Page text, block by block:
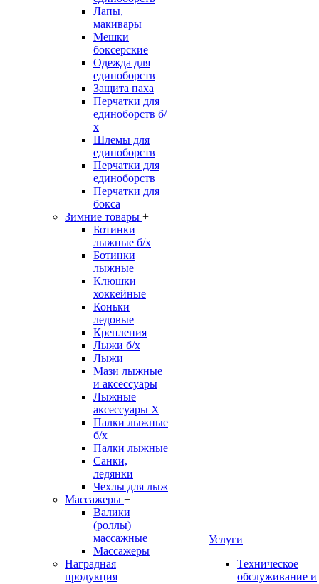
Лапы,
макивары
Мешки
боксерские
Одежда для
единоборств
Защита паха
Перчатки для
единоборств б/
х
Шлемы для
единоборств
Перчатки для
единоборств
Перчатки для
бокса
Зимние товары +
Ботинки
лыжные б/х
Ботинки
лыжные
Клюшки
хоккейные
Коньки
ледовые
Крепления
Лыжи б/х
Лыжи
Мази лыжные
и аксессуары
Лыжные
аксессуары Х
Палки лыжные
б/х
Палки лыжные
Санки,
ледянки
Чехлы для лыж
Массажеры +
Валики
(роллы)
массажные
Массажеры
Наградная
продукция
Услуги
Техническое
обслуживание и